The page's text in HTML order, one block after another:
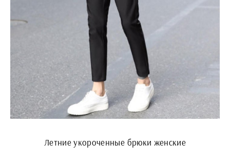
Летние укороченные брюки женские